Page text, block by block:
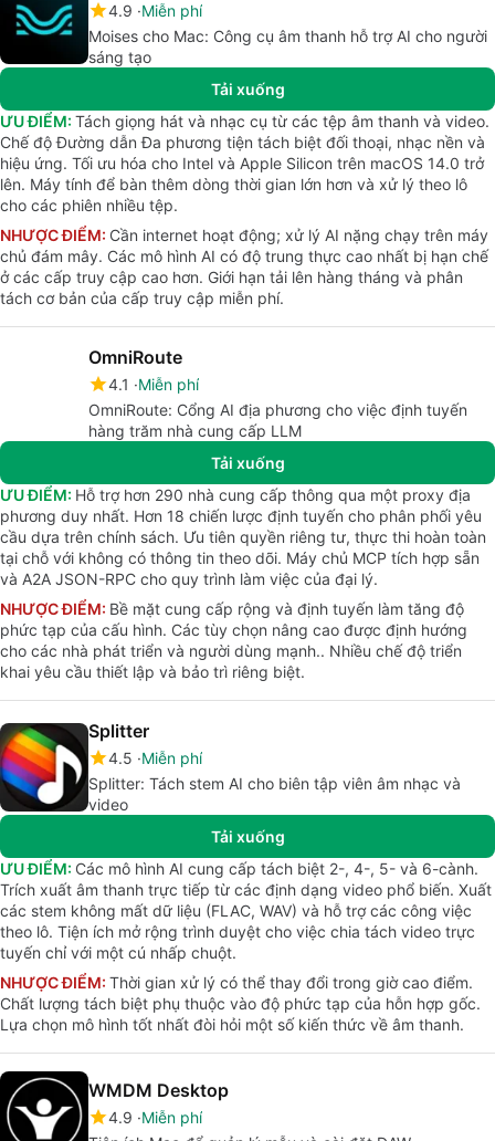
4.9 Miễn phí
Moises cho Mac: Công cụ âm thanh hỗ trợ AI cho người
sáng tạo
Tải xuống
ƯU ĐIỂM: Tách giọng hát và nhạc cụ từ các tệp âm thanh và video.
Chế độ Đường dẫn Đa phương tiện tách biệt đối thoại, nhạc nền và
hiệu ứng. Tối ưu hóa cho Intel và Apple Silicon trên macOS 14.0 trở
lên. Máy tính để bàn thêm dòng thời gian lớn hơn và xử lý theo lô
cho các phiên nhiều tệp.
NHƯỢC ĐIỂM: Cần internet hoạt động; xử lý AI nặng chạy trên máy
chủ đám mây. Các mô hình AI có độ trung thực cao nhất bị hạn chế
ở các cấp truy cập cao hơn. Giới hạn tải lên hàng tháng và phân
tách cơ bản của cấp truy cập miễn phí.
OmniRoute
4.1
Miễn phí
OmniRoute: Cổng AI địa phương cho việc định tuyến
hàng trăm nhà cung cấp LLM
Tải xuống
ƯU ĐIỂM: Hỗ trợ hơn 290 nhà cung cấp thông qua một proxy địa
phương duy nhất. Hơn 18 chiến lược định tuyến cho phân phối yêu
cầu dựa trên chính sách. Ưu tiên quyền riêng tư, thực thi hoàn toàn
tại chỗ với không có thông tin theo dõi. Máy chủ MCP tích hợp sẵn
và A2A JSON-RPC cho quy trình làm việc của đại lý.
NHƯỢC ĐIỂM: Bề mặt cung cấp rộng và định tuyến làm tăng độ
phức tạp của cấu hình. Các tùy chọn nâng cao được định hướng
cho các nhà phát triển và người dùng mạnh.. Nhiều chế độ triển
khai yêu cầu thiết lập và bảo trì riêng biệt.
Splitter
4.5 Miễn phí
Splitter: Tách stem AI cho biên tập viên âm nhạc và
video
Tải xuống
ƯU ĐIỂM: Các mô hình AI cung cấp tách biệt 2-, 4-, 5- và 6-cành.
Trích xuất âm thanh trực tiếp từ các định dạng video phổ biến. Xuất
các stem không mất dữ liệu (FLAC, WAV) và hỗ trợ các công việc
theo lô. Tiện ích mở rộng trình duyệt cho việc chia tách video trực
tuyến chỉ với một cú nhấp chuột.
NHƯỢC ĐIỂM: Thời gian xử lý có thể thay đổi trong giờ cao điểm.
Chất lượng tách biệt phụ thuộc vào độ phức tạp của hỗn hợp gốc.
Lựa chọn mô hình tốt nhất đòi hỏi một số kiến thức về âm thanh.
WMDM Desktop
4.9 Miễn phí